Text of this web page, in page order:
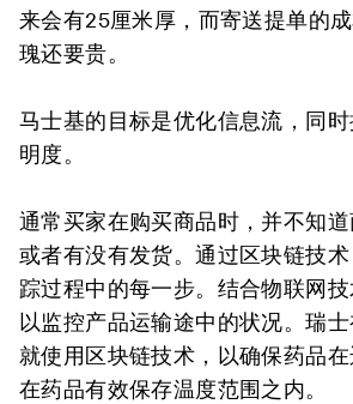
来会有25厘米厚，而寄送提单的
瑰还要贵。
马士基的目标是优化信息流，同
明度。
通常买家在购买商品时，并不知道
或者有没有发货。通过区块链技
踪过程中的每一步。结合物联网
以监控产品运输途中的状况。瑞
就使用区块链技术，以确保药品
在药品有效保存温度范围之内。